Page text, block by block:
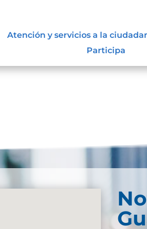
Atención y servicios a la
Participa
les aplique de